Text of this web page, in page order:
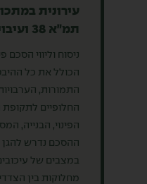
עירונית
תמ״א 38 ועיבוי בינוי
הכולל את כל
התמורות,
החלופיים לתקופת
הפינוי, הבנייה,
ההסכם נדרש להגן
במצבים של
מחלוקות בין